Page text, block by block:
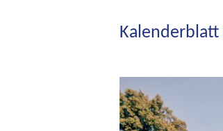
Kalenderblatt